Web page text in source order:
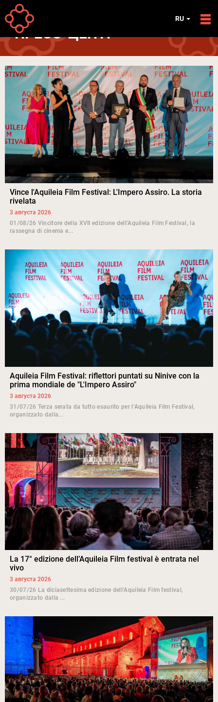
Перейти к основному содержанию
RU
Your
are
here
Главная
ПРЕСС-ЦЕНТР
Vince l'Aquileia Film Festival: L'Impero Assiro. La storia
rivelata
3 августа 2026
01/08/26 Vincitore della XVII edizione dell’Aquileia Film Festival, la
rassegna di cinema e...
Aquileia Film Festival: riflettori puntati su Ninive con la
prima mondiale de "L'Impero Assiro"
3 августа 2026
31/07/26 Terza serata da tutto esaurito per l’Aquileia Film Festival,
organizzato dalla...
La 17° edizione dell’Aquileia Film festival è entrata nel
vivo
3 августа 2026
30/07/26 La diciasettesima edizione dell’Aquileia Film festival,
organizzato dalla ...